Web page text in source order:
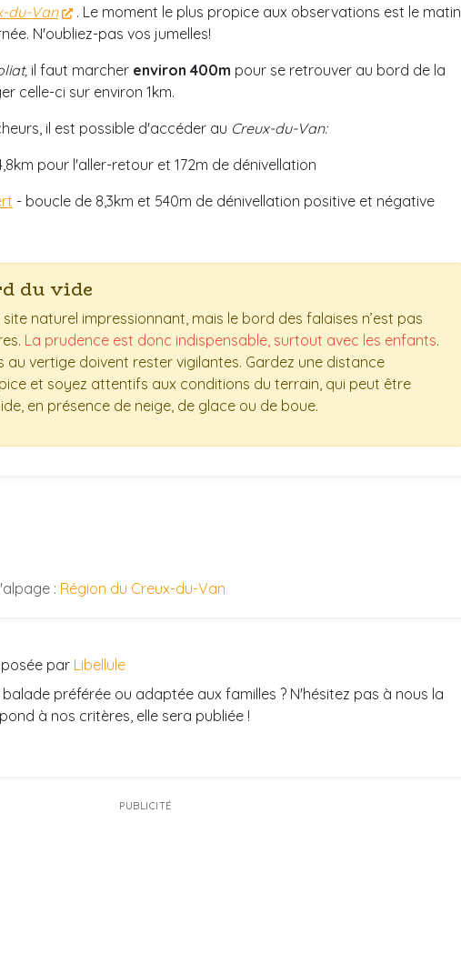
du-Van
. Le moment le plus propice aux observations est le matin
N'oubliez-pas vos jumelles!
il faut marcher environ 400m pour se retrouver au bord de la
celle-ci sur environ 1km.
il est possible d'accéder au Creux-du-Van:
pour l'aller-retour et 172m de dénivellation
- boucle de 8,3km et 540m de dénivellation positive et négative
du vide
site naturel impressionnant, mais le bord des falaises n’est pas
La prudence est donc indispensable, surtout avec les enfants.
au vertige doivent rester vigilantes. Gardez une distance
et soyez attentifs aux conditions du terrain, qui peut être
en présence de neige, de glace ou de boue.
: Région du Creux-du-Van
par Libellule
préférée ou adaptée aux familles ? N'hésitez pas à nous la
à nos critères, elle sera publiée !
PUBLICITÉ